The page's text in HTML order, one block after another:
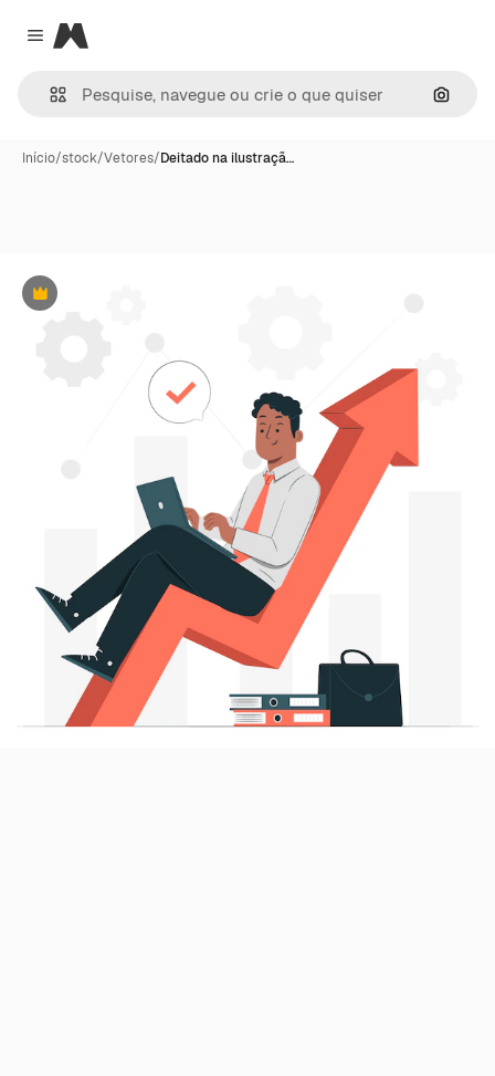
Close menu
Magnific
Início/stock/Vetores/Deitado na ilustraçã…
Premium